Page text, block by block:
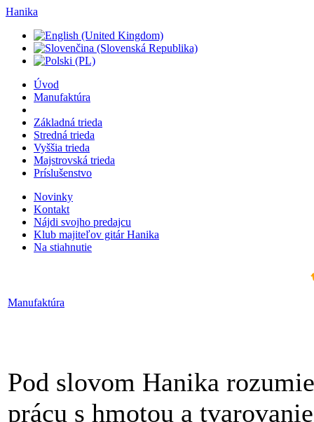
Hanika
Úvod
Manufaktúra
Základná trieda
Stredná trieda
Vyššia trieda
Majstrovská trieda
Príslušenstvo
Novinky
Kontakt
Nájdi svojho predajcu
Klub majiteľov gitár Hanika
Na stiahnutie
Manufaktúra
Pod slovom Hanika
prácu s hmotou a